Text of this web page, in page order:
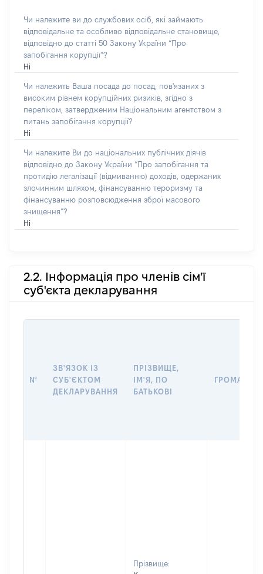
Чи належите ви до службових осіб, які займають
відповідальне та особливо відповідальне становище,
відповідно до статті 50 Закону України “Про
запобігання корупції”?
Ні
Чи належить Ваша посада до посад, пов'язаних з
високим рівнем корупційних ризиків, згідно з
переліком, затвердженим Національним агентством з
питань запобігання корупції?
Ні
Чи належите Ви до національних публічних діячів
відповідно до Закону України “Про запобігання та
протидію легалізації (відмиванню) доходів, одержаних
злочинним шляхом, фінансуванню тероризму та
фінансуванню розповсюдження зброї масового
знищення”?
Ні
2.2. Інформація про членів сім'ї
суб'єкта декларування
№
ЗВ'ЯЗОК ІЗ
СУБ'ЄКТОМ
ДЕКЛАРУВАННЯ
ПРІЗВИЩЕ,
ІМ'Я, ПО
БАТЬКОВІ
Прізвище: